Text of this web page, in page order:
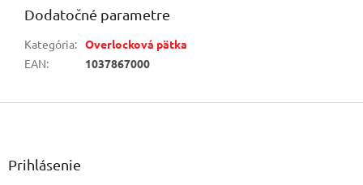
Dodatočné parametre
Kategória: Overlocková pätka
EAN: 1037867000
Z
Prihlásenie